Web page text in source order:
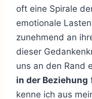
oft eine Spirale
emotionale
zunehmend an
dieser
uns an den Rand
in der Beziehung
kenne ich aus